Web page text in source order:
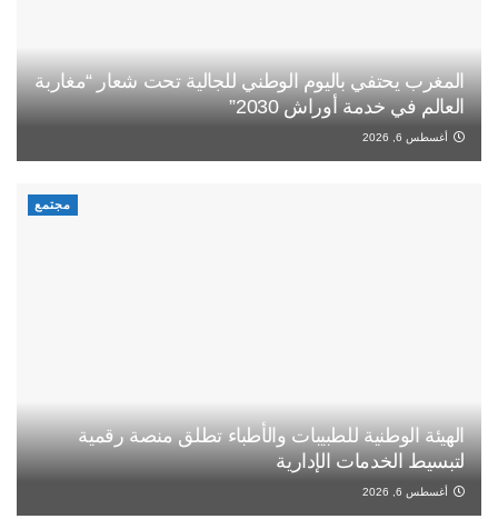
المغرب يحتفي باليوم الوطني للجالية تحت شعار “مغاربة
العالم في خدمة أوراش 2030”
أغسطس 6, 2026
مجتمع
الهيئة الوطنية للطبيبات والأطباء تطلق منصة رقمية
لتبسيط الخدمات الإدارية
أغسطس 6, 2026